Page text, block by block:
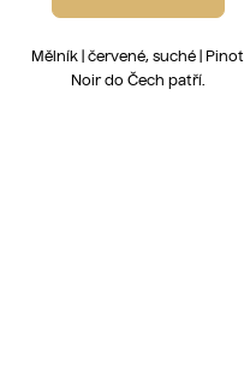
Mělník | červené, suché | Pinot
Noir do Čech patří.